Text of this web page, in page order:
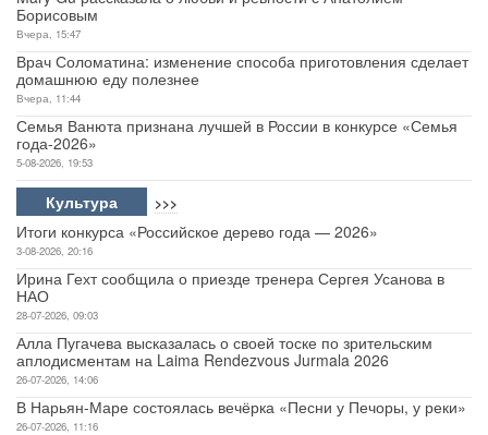
Борисовым
Вчера, 15:47
Врач Соломатина: изменение способа приготовления сделает
домашнюю еду полезнее
Вчера, 11:44
Семья Ванюта признана лучшей в России в конкурсе «Семья
года-2026»
5-08-2026, 19:53
Культура >>>
Итоги конкурса «Российское дерево года — 2026»
3-08-2026, 20:16
Ирина Гехт сообщила о приезде тренера Сергея Усанова в
НАО
28-07-2026, 09:03
Алла Пугачева высказалась о своей тоске по зрительским
аплодисментам на Laima Rendezvous Jurmala 2026
26-07-2026, 14:06
В Нарьян-Маре состоялась вечёрка «Песни у Печоры, у реки»
26-07-2026, 11:16